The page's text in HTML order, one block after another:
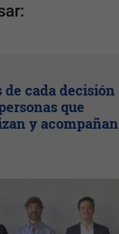
de cada decisión
que
y acompañan